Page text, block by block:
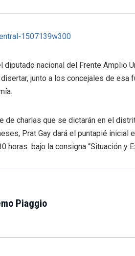
diputado nacional del Frente Amplio
junto a los concejales de
de charlas que se dictarán en el
Prat Gay dará el puntapié inicial
horas bajo la consigna “Situación y
Piaggio